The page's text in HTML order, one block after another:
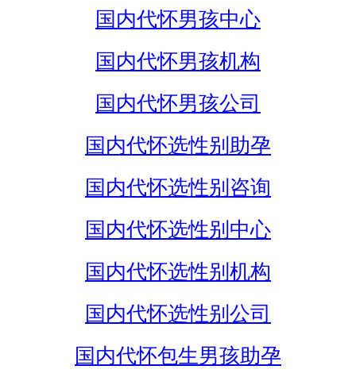
国内代怀男孩中心
国内代怀男孩机构
国内代怀男孩公司
国内代怀选性别助孕
国内代怀选性别咨询
国内代怀选性别中心
国内代怀选性别机构
国内代怀选性别公司
国内代怀包生男孩助孕